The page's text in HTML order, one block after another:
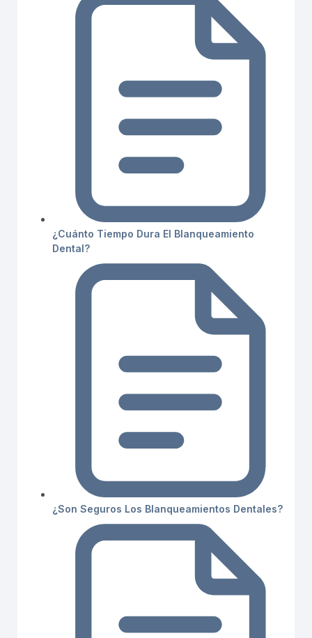
¿Cuánto Tiempo Dura El Blanqueamiento
Dental?
¿Son Seguros Los Blanqueamientos Dentales?